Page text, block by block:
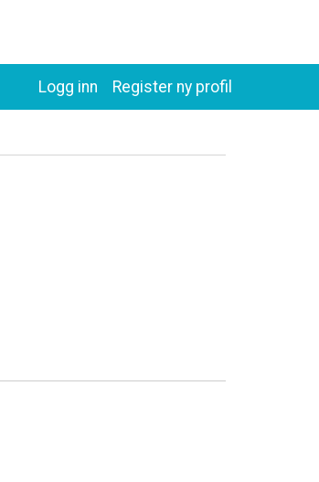
Register ny profil
Logg inn